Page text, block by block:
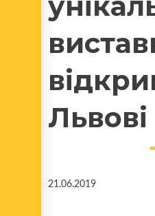
Львові
21.06.2019